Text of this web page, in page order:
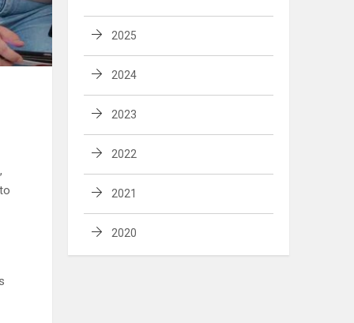
2025
2024
2023
2022
2021
2020